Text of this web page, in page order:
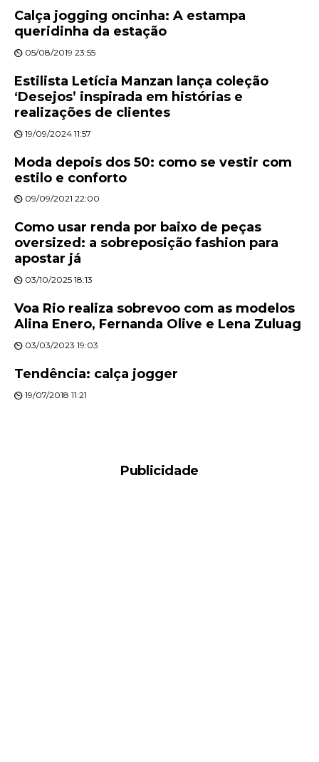
Calça jogging oncinha: A estampa
queridinha da estação
05/08/2019 23:55
Estilista Letícia Manzan lança coleção
‘Desejos’ inspirada em histórias e
realizações de clientes
19/09/2024 11:57
Moda depois dos 50: como se vestir com
estilo e conforto
09/09/2021 22:00
Como usar renda por baixo de peças
oversized: a sobreposição fashion para
apostar já
03/10/2025 18:13
Voa Rio realiza sobrevoo com as modelos
Alina Enero, Fernanda Olive e Lena Zuluag
03/03/2023 19:03
Tendência: calça jogger
19/07/2018 11:21
Publicidade